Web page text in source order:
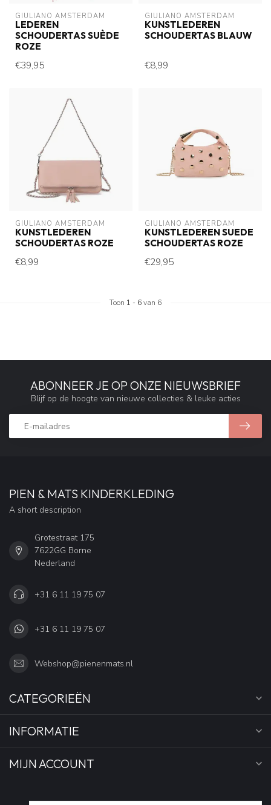
GIULIANO AMSTERDAM
LEDEREN
SCHOUDERTAS SUÈDE
ROZE
€39,95
GIULIANO AMSTERDAM
KUNSTLEDEREN
SCHOUDERTAS BLAUW
€8,99
GIULIANO AMSTERDAM
KUNSTLEDEREN
SCHOUDERTAS ROZE
€8,99
GIULIANO AMSTERDAM
KUNSTLEDEREN SUEDE
SCHOUDERTAS ROZE
€29,95
Toon 1 - 6van 6
ABONNEER JE OP ONZE NIEUWSBRIEF
Blijf op de hoogte van nieuwe collecties & leuke acties
PIEN & MATS KINDERKLEDING
A short description
Grotestraat 175
7622GG Borne
Nederland
+31 6 11 19 75 07
+31 6 11 19 75 07
Webshop@pienenmats.nl
CATEGORIEËN
INFORMATIE
MIJN ACCOUNT